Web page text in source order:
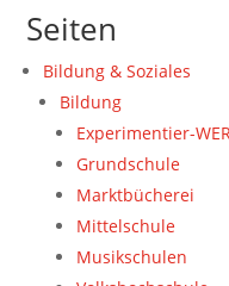
Seiten
Bildung & Soziales
Bildung
Experimentier-
Grundschule
Marktbücherei
Mittelschule
Musikschulen